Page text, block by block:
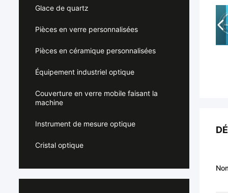
Glace de quartz
Pièces en verre personnalisées
Pièces en céramique personnalisées
Équipement industriel optique
Couverture en verre mobile faisant la
machine
Instrument de mesure optique
Cristal optique